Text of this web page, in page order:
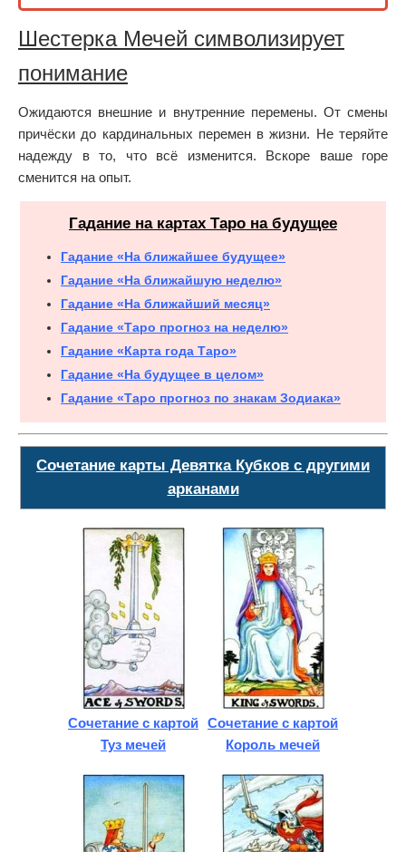
Шестерка Мечей символизирует
понимание
Ожидаются внешние и внутренние перемены. От смены
причёски до кардинальных перемен в жизни. Не теряйте
надежду в то, что всё изменится. Вскоре ваше горе
сменится на опыт.
Гадание на картах Таро на будущее
Гадание «На ближайшее будущее»
Гадание «На ближайшую неделю»
Гадание «На ближайший месяц»
Гадание «Таро прогноз на неделю»
Гадание «Карта года Таро»
Гадание «На будущее в целом»
Гадание «Таро прогноз по знакам Зодиака»
Сочетание карты Девятка Кубков с другими
арканами
Сочетание с картой
Туз мечей
Сочетание с картой
Король мечей